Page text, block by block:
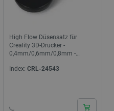
High Flow Düsensatz für
Creality 3D-Drucker -
0,4mm/0,6mm/0,8mm -
Index: CRL-24543